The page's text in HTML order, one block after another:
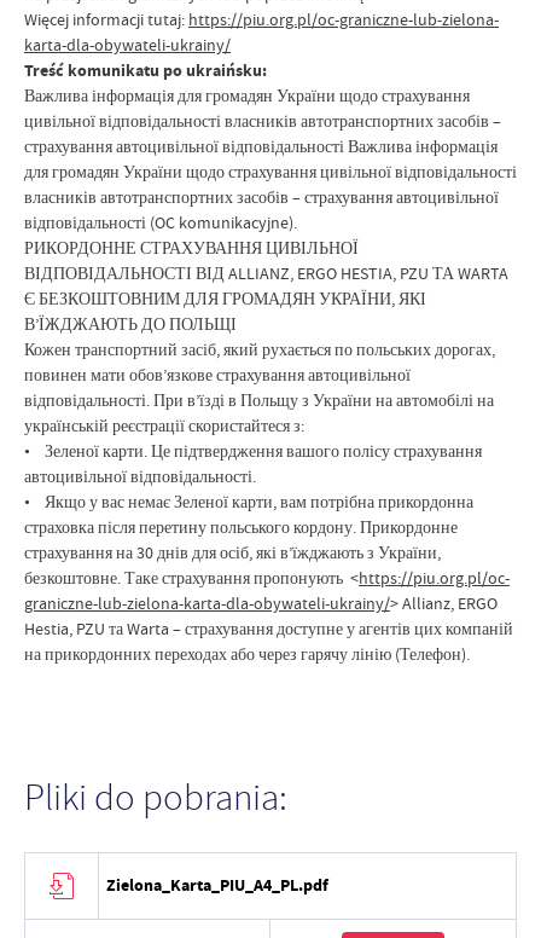
Więcej informacji tutaj: https://piu.org.pl/oc-graniczne-lub-zielona-
karta-dla-obywateli-ukrainy/
Treść komunikatu po ukraińsku:
Важлива інформація для громадян України щодо страхування
цивільної відповідальності власників автотранспортних засобів –
страхування автоцивільної відповідальності Важлива інформація
для громадян України щодо страхування цивільної відповідальності
власників автотранспортних засобів – страхування автоцивільної
відповідальності (OC komunikacyjne).
РИКОРДОННЕ СТРАХУВАННЯ ЦИВІЛЬНОЇ
ВІДПОВІДАЛЬНОСТІ ВІД ALLIANZ, ERGO HESTIA, PZU ТА WARTA
Є БЕЗКОШТОВНИМ ДЛЯ ГРОМАДЯН УКРАЇНИ, ЯКІ
В’ЇЖДЖАЮТЬ ДО ПОЛЬЩІ
Кожен транспортний засіб, який рухається по польських дорогах,
повинен мати обов’язкове страхування автоцивільної
відповідальності. При в’їзді в Польщу з України на автомобілі на
українській реєстрації скористайтеся з:
• Зеленої карти. Це підтвердження вашого полісу страхування
автоцивільної відповідальності.
• Якщо у вас немає Зеленої карти, вам потрібна прикордонна
страховка після перетину польського кордону. Прикордонне
страхування на 30 днів для осіб, які в’їжджають з України,
безкоштовне. Таке страхування пропонують <https://piu.org.pl/oc-
graniczne-lub-zielona-karta-dla-obywateli-ukrainy/> Allianz, ERGO
Hestia, PZU та Warta – страхування доступне у агентів цих компаній
на прикордонних переходах або через гарячу лінію (Телефон).
Pliki do pobrania:
Zielona_Karta_PIU_A4_PL.pdf